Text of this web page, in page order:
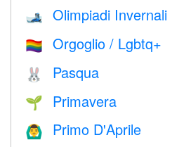
🎿 Olimpiadi Invernali
🏳️‍🌈 Orgoglio / Lgbtq+
🐰 Pasqua
🌱 Primavera
🙆‍♂️ Primo D'Aprile